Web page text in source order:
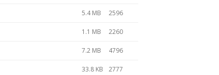
5.4 MB 2596
1.1 MB 2260
7.2 MB 4796
33.8 KB 2777